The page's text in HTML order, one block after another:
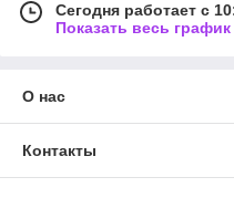
Сегодня работает с
Показать весь
О нас
Контакты